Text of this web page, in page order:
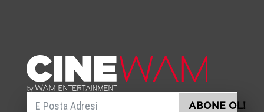
ABONE OL!